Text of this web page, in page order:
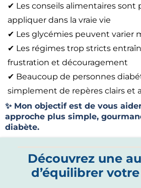
✔ Les conseils alimentaires sont
appliquer dans la vraie vie
✔ Les glycémies peuvent varier
✔ Les régimes trop stricts
frustration et découragement
✔ Beaucoup de personnes
simplement de repères clairs et
✨ Mon objectif est de vous
approche plus simple,
diabète.
Découvrez une
d’équilibrer